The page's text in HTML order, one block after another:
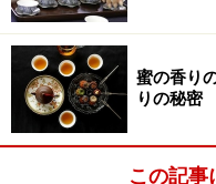
※記事内容は執筆時点のも
い。
※メニューや料金などのデ
の内容です。
蜜の香り
りの秘密
この記事